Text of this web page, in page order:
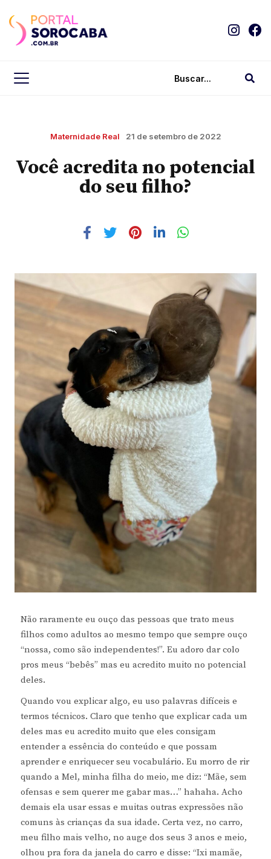
Maternidade Real 21 de setembro de 2022
Você acredita no potencial
do seu filho?
Não raramente eu ouço das pessoas que trato meus
filhos como adultos ao mesmo tempo que sempre ouço
“nossa, como são independentes!”. Eu adoro dar colo
pros meus “bebês” mas eu acredito muito no potencial
deles.
Quando vou explicar algo, eu uso palavras difíceis e
termos técnicos. Claro que tenho que explicar cada um
deles mas eu acredito muito que eles consigam
entender a essência do conteúdo e que possam
aprender e enriquecer seu vocabulário. Eu morro de rir
quando a Mel, minha filha do meio, me diz: “Mãe, sem
ofensas e sem querer me gabar mas…” hahaha. Acho
demais ela usar essas e muitas outras expressões não
comuns às crianças da sua idade. Certa vez, no carro,
meu filho mais velho, no auge dos seus 3 anos e meio,
olhou pra fora da janela do carro e disse: “Ixi mamãe,